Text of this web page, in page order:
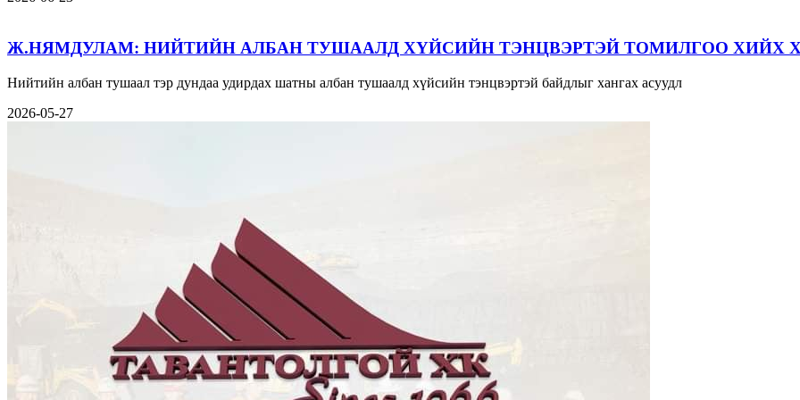
Ж.НЯМДУЛАМ: НИЙТИЙН АЛБАН ТУШААЛД ХҮЙСИЙН ТЭНЦВЭРТЭЙ ТОМИЛГОО ХИЙХ
Нийтийн албан тушаал тэр дундаа удирдах шатны албан тушаалд хүйсийн тэнцвэртэй байдлыг хангах асуудл
2026-05-27